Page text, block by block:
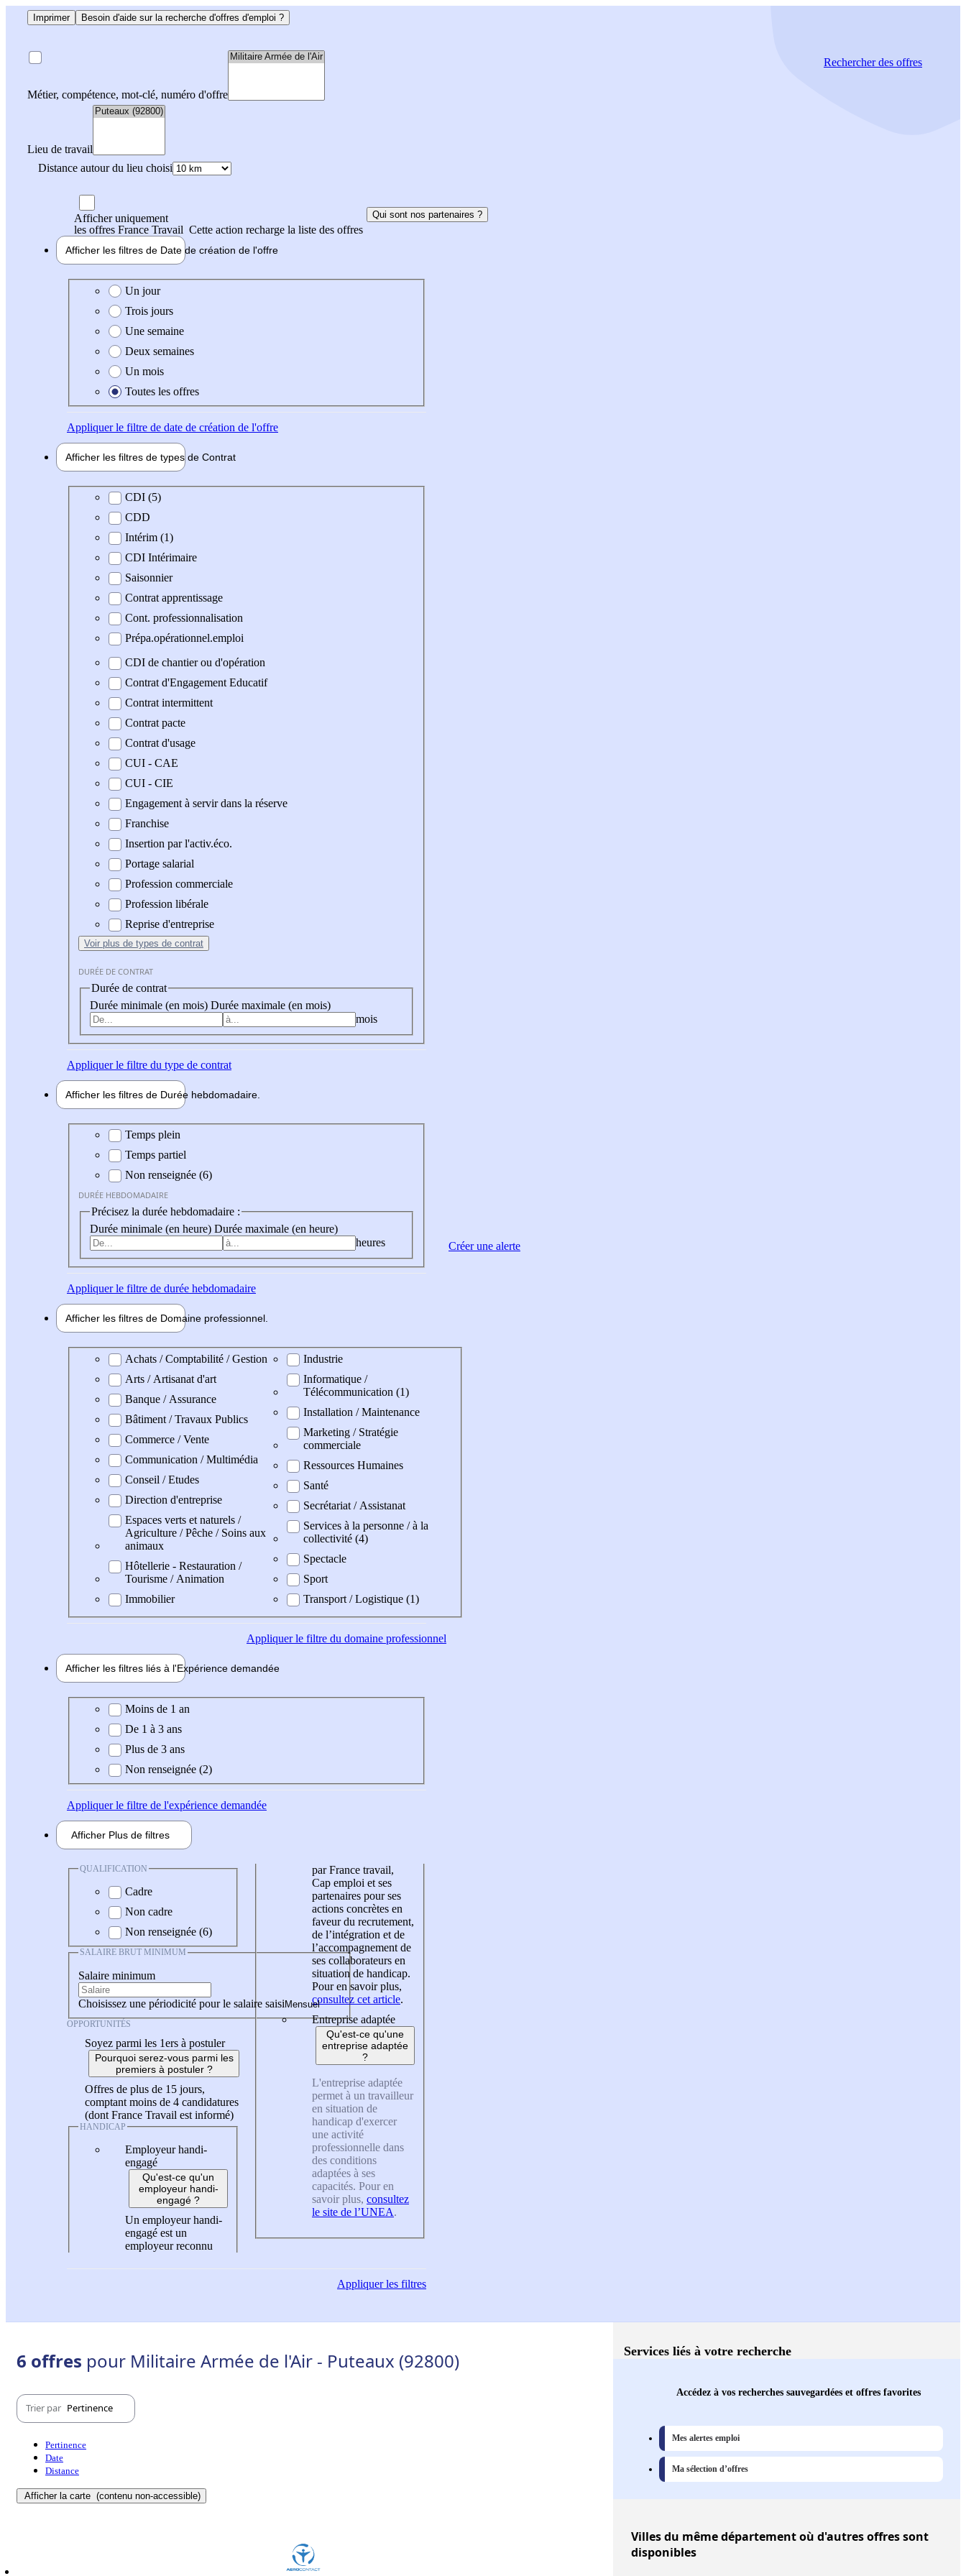
Imprimer Besoin d'aide sur la recherche d'offres d'emploi ?
Métier, compétence, mot-clé, numéro d'offre
Lieu de travail
Distance autour du lieu choisi
Rechercherdes offres
Afficher uniquement
les offres France Travail Cette action recharge la liste des offres
Qui sont nos partenaires ?
Afficher les filtres de Date de création de l'offre
Date de création de l'offre
Un jour
Trois jours
Une semaine
Deux semaines
Un mois
Toutes les offres
Appliquerle filtre de date de création de l'offre
Afficher les filtres de types de Contrat
Type de contrat
CDI (5)
CDD
Intérim (1)
CDI Intérimaire
Saisonnier
Contrat apprentissage
Cont. professionnalisation
Prépa.opérationnel.emploi
CDI de chantier ou d'opération
Contrat d'Engagement Educatif
Contrat intermittent
Contrat pacte
Contrat d'usage
CUI - CAE
CUI - CIE
Engagement à servir dans la réserve
Franchise
Insertion par l'activ.éco.
Portage salarial
Profession commerciale
Profession libérale
Reprise d'entreprise
Voir plus de types de contrat
DURÉE DE CONTRAT
Durée de contrat
Durée minimale (en mois) Durée maximale (en mois)
mois
Appliquerle filtre du type de contrat
Afficher les filtres de Durée hebdomadaire
Durée hebdomadaire
Temps plein
Temps partiel
Non renseignée (6)
DURÉE HEBDOMADAIRE
Précisez la durée hebdomadaire :
Durée minimale (en heure) Durée maximale (en heure)
heures
Appliquerle filtre de durée hebdomadaire
Afficher les filtres de Domaine professionnel
Domaine professionel
Achats / Comptabilité / Gestion
Arts / Artisanat d'art
Banque / Assurance
Bâtiment / Travaux Publics
Commerce / Vente
Communication / Multimédia
Conseil / Etudes
Direction d'entreprise
Espaces verts et naturels /
Agriculture / Pêche / Soins aux
animaux
Hôtellerie - Restauration /
Tourisme / Animation
Immobilier
Industrie
Informatique /
Télécommunication (1)
Installation / Maintenance
Marketing / Stratégie
commerciale
Ressources Humaines
Santé
Secrétariat / Assistanat
Services à la personne / à la
collectivité (4)
Spectacle
Sport
Transport / Logistique (1)
Appliquerle filtre du domaine professionnel
Afficher les filtres liés à l'Expérience demandée
Expérience demandée
Moins de 1 an
De 1 à 3 ans
Plus de 3 ans
Non renseignée (2)
Appliquerle filtre de l'expérience demandée
Afficher Plus de filtres
QUALIFICATION
Cadre
Non cadre
Non renseignée (6)
SALAIRE BRUT MINIMUM
Salaire minimum
Choisissez une périodicité pour le salaire saisi
OPPORTUNITÉS
Soyez parmi les 1ers à postuler
Pourquoi serez-vous parmi les
premiers à postuler ?
Offres de plus de 15 jours,
comptant moins de 4 candidatures
(dont France Travail est informé)
HANDICAP
Employeur handi-
engagé
Qu'est-ce qu'un
employeur handi-
engagé ?
Un employeur handi-
engagé est un
employeur reconnu
par France travail,
Cap emploi et ses
partenaires pour ses
actions concrètes en
faveur du recrutement,
de l’intégration et de
l’accompagnement de
ses collaborateurs en
situation de handicap.
Pour en savoir plus,
consultez cet article.
Entreprise adaptée
Qu'est-ce qu'une
entreprise adaptée
?
L'entreprise adaptée
permet à un travailleur
en situation de
handicap d'exercer
une activité
professionnelle dans
des conditions
adaptées à ses
capacités. Pour en
savoir plus, consultez
le site de l’UNEA.
Appliquerles filtres
Créer une alerte
6 offres pour Militaire Armée de l'Air - Puteaux (92800)
Trier par Pertinence
Pertinence
Date
Distance
Afficher la carte (contenu non-accessible)
Services liés à votre recherche
Accédez à vos recherches sauvegardées et offres favorites
Mes alertes emploi
Ma sélection d’offres
Villesdu même département où d'autres offres sont
disponibles